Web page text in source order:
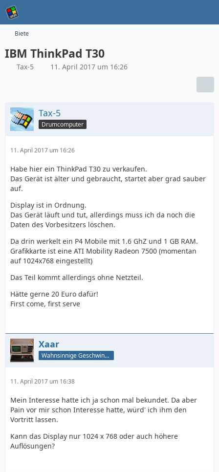
Biete
IBM ThinkPad T30
Tax-5 11. April 2017 um 16:26
Tax-5
Drumcomputer
11. April 2017 um 16:26
Habe hier ein ThinkPad T30 zu verkaufen.
Das Gerät ist älter und gebraucht, startet aber grad sauber
auf.
Display ist in Ordnung.
Das Gerät läuft und tut, allerdings muss ich da noch die
Daten des Vorbesitzers löschen.
Da drin werkelt ein P4 Mobile mit 1.6 GhZ und 1 GB RAM.
Grafikkarte ist eine ATI Mobility Radeon 7500 (momentan
auf 1024x768 eingestellt)
Das Teil kommt allerdings ohne Netzteil.
Hätte gerne 20 Euro dafür!
First come, first serve
Xaar
Wahnsinnige Geschwindigkeit - und los!
11. April 2017 um 16:38
Mein Interesse hatte ich ja schon mal bekundet. Da aber
Pain vor mir schon Interesse hatte, würd' ich ihm den
Vortritt lassen.
Kann das Display nur 1024 x 768 oder auch höhere
Auflösungen?